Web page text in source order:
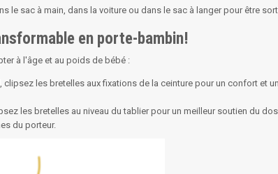
le sac à main, dans la voiture ou dans le sac à langer pour être
en porte-bambin!
à l'âge et au poids de bébé :
les bretelles aux fixations de la ceinture pour un confort et
les bretelles au niveau du tablier pour un meilleur soutien du
du porteur.